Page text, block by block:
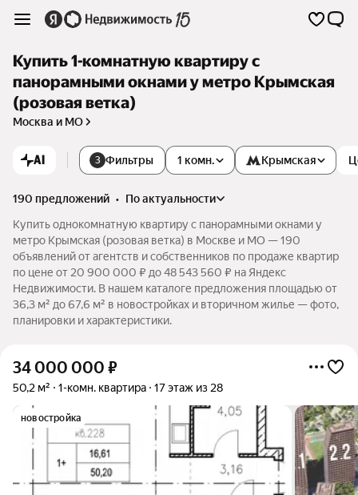
Купить 1-комнатную квартиру с
панорамными окнами у метро Крымская
(розовая ветка)
Москва и МО
AI 3 Фильтры 1 комн. Крымская
190 предложений •
по актуальности
Купить однокомнатную квартиру с панорамными окнами у
метро Крымская (розовая ветка) в Москве и МО — 190
объявлений от агентств и собственников по продаже квартир
по цене от 20 900 000 ₽ до 48 543 560 ₽ на Яндекс
Недвижимости. В нашем каталоге предложения площадью от
36,3 м² до 67,6 м² в новостройках и вторичном жилье — фото,
планировки и характеристики.
34 000 000 ₽
50,2 м² 1-комн. квартира 17 этаж из 28
новостройка